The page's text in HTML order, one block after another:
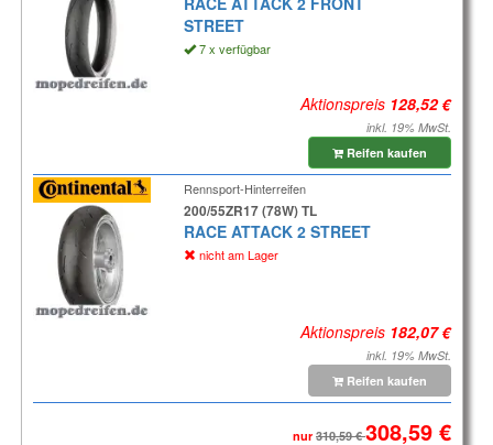
STREET
7 x verfügbar
Aktionspreis
inkl. 19% MwSt.
Reifen kaufen
Rennsport-Hinterreifen
200/55ZR17 (78W) TL
RACE ATTACK 2 STREET
nicht am Lager
Aktionspreis
inkl. 19% MwSt.
Reifen kaufen
nur